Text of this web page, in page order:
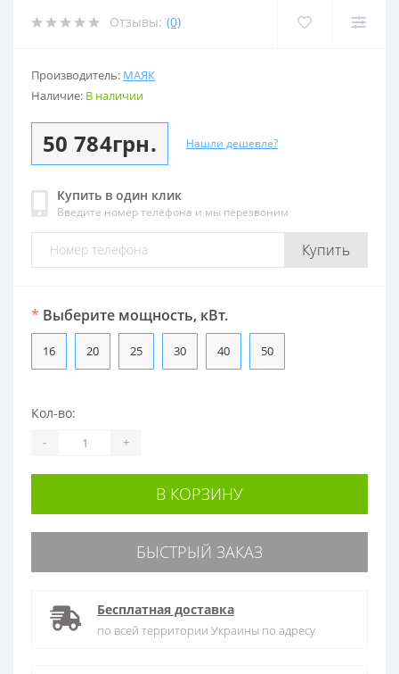
Отзывы: (0)
Производитель: МАЯК
Наличие: В наличии
50 784грн. Нашли дешевле?
Купить в один клик
Введите номер телефона и мы перезвоним
Купить
* Выберите мощность, кВт.
16 20 25 30 40 50
Кол-во:
- +
В КОРЗИНУ
БЫСТРЫЙ ЗАКАЗ
Бесплатная доставка
по всей территории Украины по адресу